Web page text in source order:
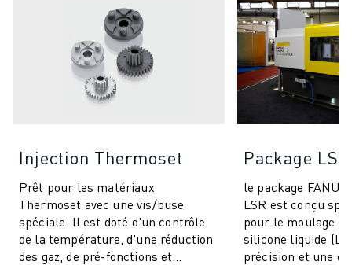
Injection Thermoset
Prêt pour les matériaux
Thermoset avec une vis/buse
spéciale. Il est doté d'un contrôle
de la température, d'une réduction
des gaz, de pré-fonctions et
Package LSR
le package FANUC
LSR est conçu
pour le moulage
silicone liquide
précision et une